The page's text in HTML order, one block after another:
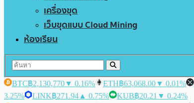
เครื่องขุด
เว็บขุดแบบ Cloud Mining
ห้องเรียน
BTC฿2,130,770▼ 0.16% ETH฿63,068.00▼ 0.01%
3.25%
LINK฿271.94 ▲ 0.75% KUB฿20.21 ▼ 0.24%